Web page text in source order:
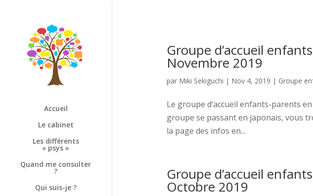
Accueil
Le cabinet
Les différents
« psys »
Quand me consulter
?
Qui suis-je ?
Groupe d’accueil
Novembre 2019
par Miki Sekiguchi | Nov 4, 2019 | Groupe
Le groupe d’accueil enfants-parents
groupe se passant en japonais, vous
la page des infos en...
Groupe d’accueil
Octobre 2019